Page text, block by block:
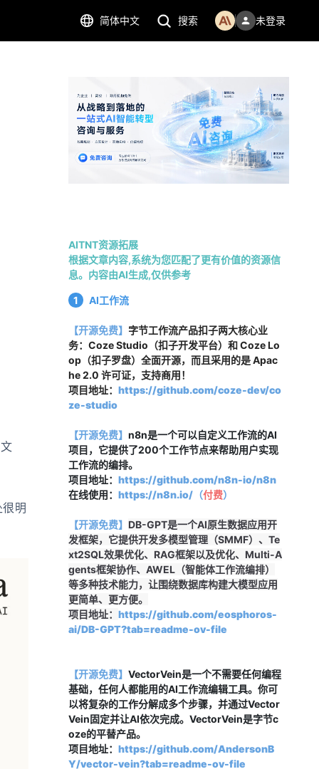
简体中文 搜索 未登录
明
AITNT资源拓展
根据文章内容,系统为您匹配了更有价值的资源信
息。内容由AI生成,仅供参考
1 AI工作流
【开源免费】 字节工作流产品扣子两大核心业
务：Coze Studio（扣子开发平台）和 Coze Lo
op（扣子罗盘）全面开源，而且采用的是 Apac
he 2.0 许可证，支持商用！
项目地址： https://github.com/coze-dev/co
ze-studio
【开源免费】 n8n是一个可以自定义工作流的AI
项目，它提供了200个工作节点来帮助用户实现
工作流的编排。
项目地址： https://github.com/n8n-io/n8n
在线使用： https://n8n.io/（付费）
【开源免费】 DB-GPT是一个AI原生数据应用开
发框架，它提供开发多模型管理（SMMF）、Te
xt2SQL效果优化、RAG框架以及优化、Multi-A
gents框架协作、AWEL（智能体工作流编排）
等多种技术能力，让围绕数据库构建大模型应用
更简单、更方便。
项目地址： https://github.com/eosphoros-
ai/DB-GPT?tab=readme-ov-file
【开源免费】 VectorVein是一个不需要任何编程
基础，任何人都能用的AI工作流编辑工具。你可
以将复杂的工作分解成多个步骤，并通过Vector
Vein固定并让AI依次完成。VectorVein是字节c
oze的平替产品。
项目地址： https://github.com/AndersonB
Y/vector-vein?tab=readme-ov-file